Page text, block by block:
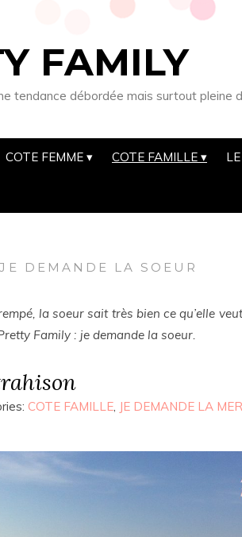
FAMILY
tendance débordée mais surtout
COTE FEMME COTE FAMILLE
DEMANDE LA SOEUR
la soeur sait très bien ce qu’elle
Family : je demande la soeur.
COTE FAMILLE, JE DEMANDE LA